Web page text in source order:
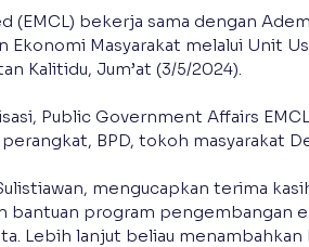
(EMCL) bekerja sama dengan
Ekonomi Masyarakat melalui Unit
Kalitidu, Jum’at (3/5/2024).
Public Government Affairs
BPD, tokoh masyarakat
mengucapkan terima
bantuan program pengembangan
Lebih lanjut beliau